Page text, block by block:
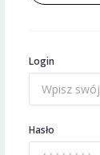
Login
Hasło